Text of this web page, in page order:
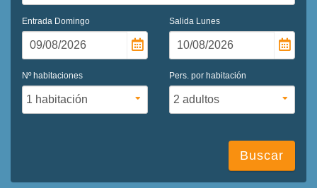
Entrada Domingo Salida Lunes
Nº habitaciones Pers. por habitación
Buscar